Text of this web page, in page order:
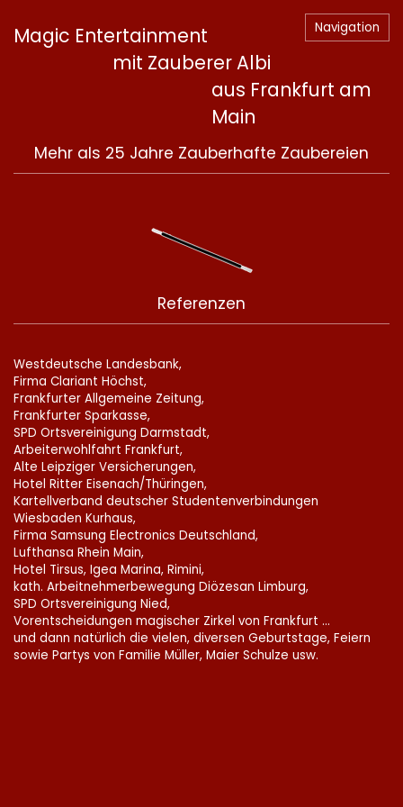
Navigation
Magic Entertainment
mit Zauberer Albi
aus Frankfurt am
Main
Mehr als 25 Jahre Zauberhafte Zaubereien
Referenzen
Westdeutsche Landesbank,
Firma Clariant Höchst,
Frankfurter Allgemeine Zeitung,
Frankfurter Sparkasse,
SPD Ortsvereinigung Darmstadt,
Arbeiterwohlfahrt Frankfurt,
Alte Leipziger Versicherungen,
Hotel Ritter Eisenach/Thüringen,
Kartellverband deutscher Studentenverbindungen
Wiesbaden Kurhaus,
Firma Samsung Electronics Deutschland,
Lufthansa Rhein Main,
Hotel Tirsus, Igea Marina, Rimini,
kath. Arbeitnehmerbewegung Diözesan Limburg,
SPD Ortsvereinigung Nied,
Vorentscheidungen magischer Zirkel von Frankfurt ...
und dann natürlich die vielen, diversen Geburtstage, Feiern
sowie Partys von Familie Müller, Maier Schulze usw.